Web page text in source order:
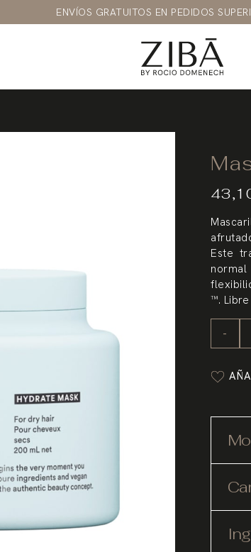
ENVÍOS GRATUITOS EN PEDIDOS
Este
™.
-